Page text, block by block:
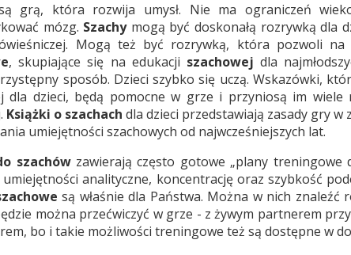
grą, która rozwija umysł. Nie ma ograniczeń
mózg. Szachymogą być doskonałą rozrywką dla
Mogą też być rozrywką, która pozwoli na
, skupiające się na edukacji szachowej dla
sposób. Dzieci szybko się uczą. Wskazówki,
dla dzieci, będą pomocne w grze i przyniosą im
Książki o szachach dla dzieci przedstawiają zasady gry w
umiejętności szachowych od najwcześniejszych lat.
szachówzawierają często gotowe „plany treningowe
analityczne, koncentrację oraz szybkość
są właśnie dla Państwa. Można w nich
można przećwiczyć w grze - z żywym partnerem
bo i takie możliwości treningowe też są dostępne w